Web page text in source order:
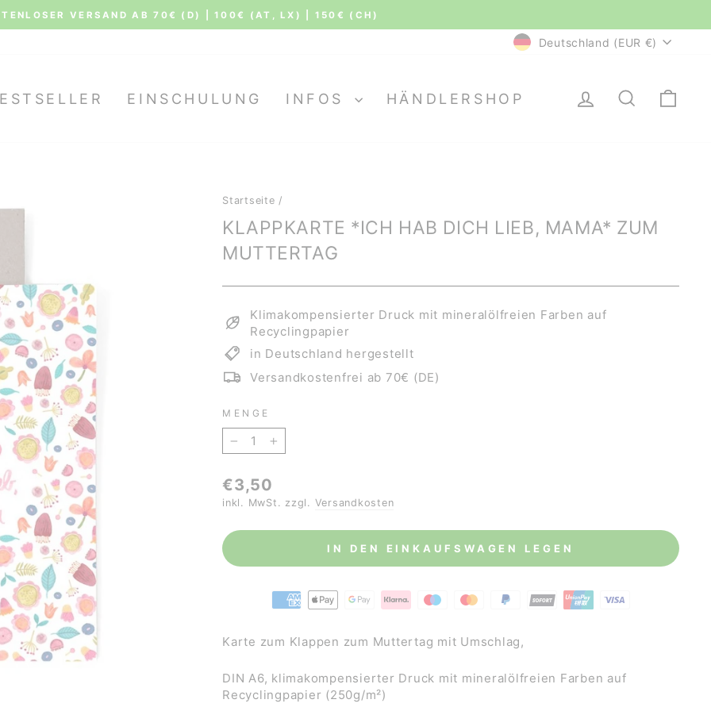
Pause
VERSAND AB 70€ (D) | 100€ (AT, LX) | 150€ (CH)
WÄHRUNG
Deutschland (EUR €)
EINSCHULUNG INFOS HÄNDLERSHOP EINLOGGEN
SUCHE
Startseite /
KLAPPKARTE *ICH HAB DICH LIEB, MAMA* ZUM
MUTTERTAG
Klimakompensierter Druck mit mineralölfreien Farben auf
Recyclingpapier
in Deutschland hergestellt
Versandkostenfrei ab 70€ (DE)
MENGE
− +
Normaler
Preis
€3,50
inkl. MwSt. zzgl. Versandkosten
IN DEN EINKAUFSWAGEN LEGEN
Karte zum Klappen zum Muttertag mit Umschlag,
DIN A6, klimakompensierter Druck mit mineralölfreien Farben auf
Recyclingpapier (250g/m²)